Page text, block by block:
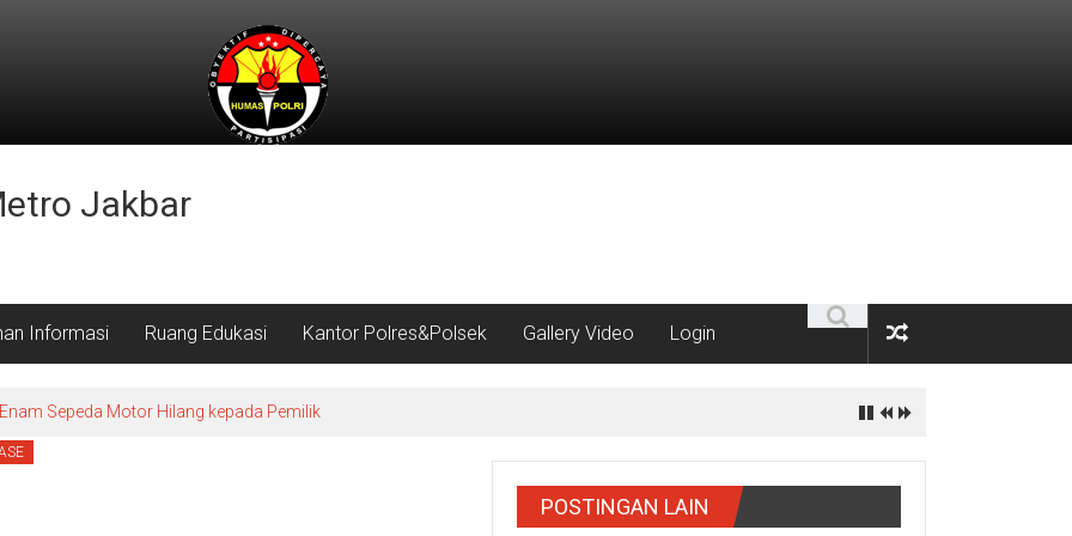
Jakbar
Informasi Ruang Edukasi Kantor Polres&Polsek Gallery Video Login
Sepeda Motor Hilang kepada Pemilik
POSTINGAN LAIN